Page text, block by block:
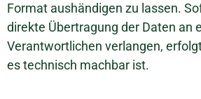
Format aushändigen zu lassen.
direkte Übertragung der Daten an
Verantwortlichen verlangen,
es technisch machbar ist.